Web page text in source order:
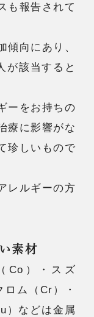
も報告されて
傾向にあり、
が該当すると
ーをお持ちの
療に影響がな
珍しいもので
レルギーの方
素材
Co）・スズ
ロム（Cr）・
）などは金属